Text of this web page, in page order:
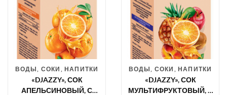
ВОДЫ, СОКИ, НАПИТКИ
«DJAZZY», СОК
АПЕЛЬСИНОВЫЙ, С
ВОДЫ, СОКИ, НАПИТКИ
«DJAZZY», СОК
МУЛЬТИФРУКТОВЫЙ, С